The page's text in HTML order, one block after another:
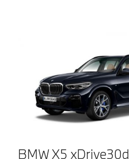
BMW X5 xDrive30d